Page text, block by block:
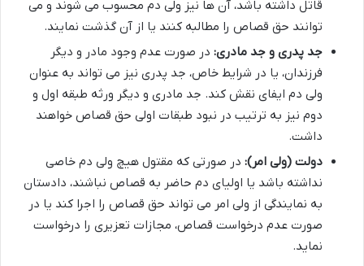
قاتل داشته باشد، آن ها نیز ولی دم محسوب می شوند و می
توانند حق قصاص را مطالبه کنند یا از آن گذشت نمایند.
جد پدری و جد مادری: در صورت عدم وجود مادر و دیگر
فرزندان، یا در شرایط خاص، جد پدری نیز می تواند به عنوان
ولی دم ایفای نقش کند. جد مادری و دیگر ورثه طبقه اول و
دوم نیز به ترتیب در نبود طبقات اولی حق قصاص خواهند
داشت.
دولت (ولی امر): در صورتی که مقتول هیچ ولی دم خاصی
نداشته باشد یا اولیای دم حاضر به قصاص نباشند، دادستان
به نمایندگی از ولی امر می تواند حق قصاص را اجرا کند یا در
صورت عدم درخواست قصاص، مجازات تعزیری را درخواست
نماید.